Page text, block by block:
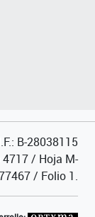
B-28038115
/ Hoja M-
/ Folio 1.